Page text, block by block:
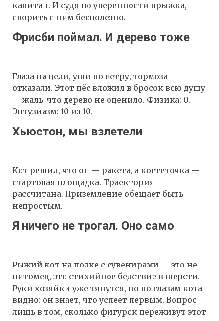
капитан. И судя по уверенности прыжка,
спорить с ним бесполезно.
Фрисби поймал. И дерево тоже
Глаза на цели, уши по ветру, тормоза
отказали. Этот пёс вложил в бросок всю душу
— жаль, что дерево не оценило. Физика: 0.
Энтузиазм: 10 из 10.
Хьюстон, мы взлетели
Кот решил, что он — ракета, а когтеточка —
стартовая площадка. Траектория
рассчитана. Приземление обещает быть
непростым.
Я ничего не трогал. Оно само
Рыжий кот на полке с сувенирами — это не
питомец, это стихийное бедствие в шерсти.
Руки хозяйки уже тянутся, но по глазам кота
видно: он знает, что успеет первым. Вопрос
лишь в том, сколько фигурок переживут этот